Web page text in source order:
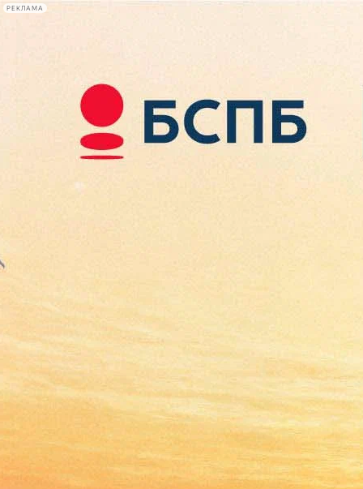
РЕКЛАМА
Сегодня:
2026.08.08
07:54
Афиша Plus